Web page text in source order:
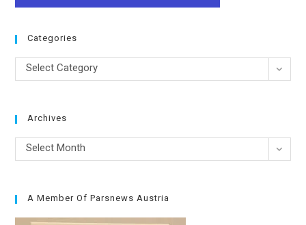
Categories
Categories
Select Category
Archives
Archives
Select Month
A Member Of Parsnews Austria